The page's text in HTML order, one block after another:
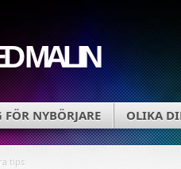
MALIN
NYBÖRJARE OLIKA
tips